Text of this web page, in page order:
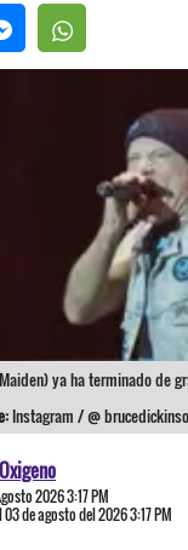
ya ha terminado de
Instagram / @
2026 3:17 PM
de agosto del 2026 3:17 PM